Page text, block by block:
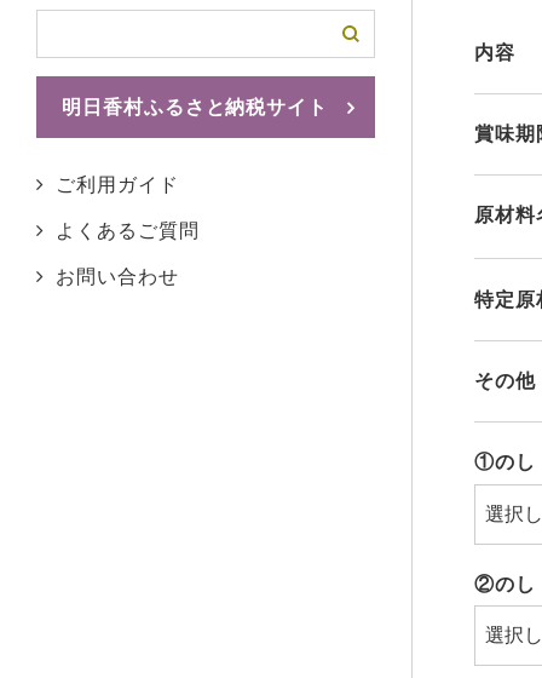
内容
賞味期
原材料
特定原
その他
①のし
②のし
明日香村ふるさと納税サイト
ご利用ガイド
よくあるご質問
お問い合わせ